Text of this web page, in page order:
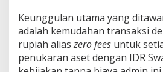
Keunggulan utama yang
adalah kemudahan transaksi
rupiah aliaszero fees untuk
penukaran aset dengan IDR